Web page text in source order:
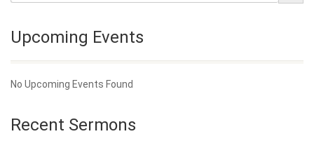
Upcoming Events
No Upcoming Events Found
Recent Sermons